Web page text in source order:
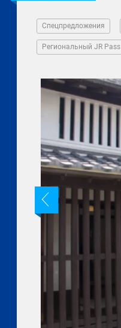
Спецпредложения
Региональный JR Pass